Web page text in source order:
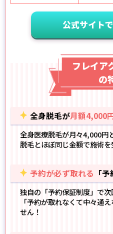
公式サイト
フレイア
の
全身脱毛が月額4,000
全身医療脱毛が月々4,000円
脱毛とほぼ同じ金額で施術を
予約が必ず取れる 「
独自の「予約保証制度」で
「予約が取れなくて中々通
せん！